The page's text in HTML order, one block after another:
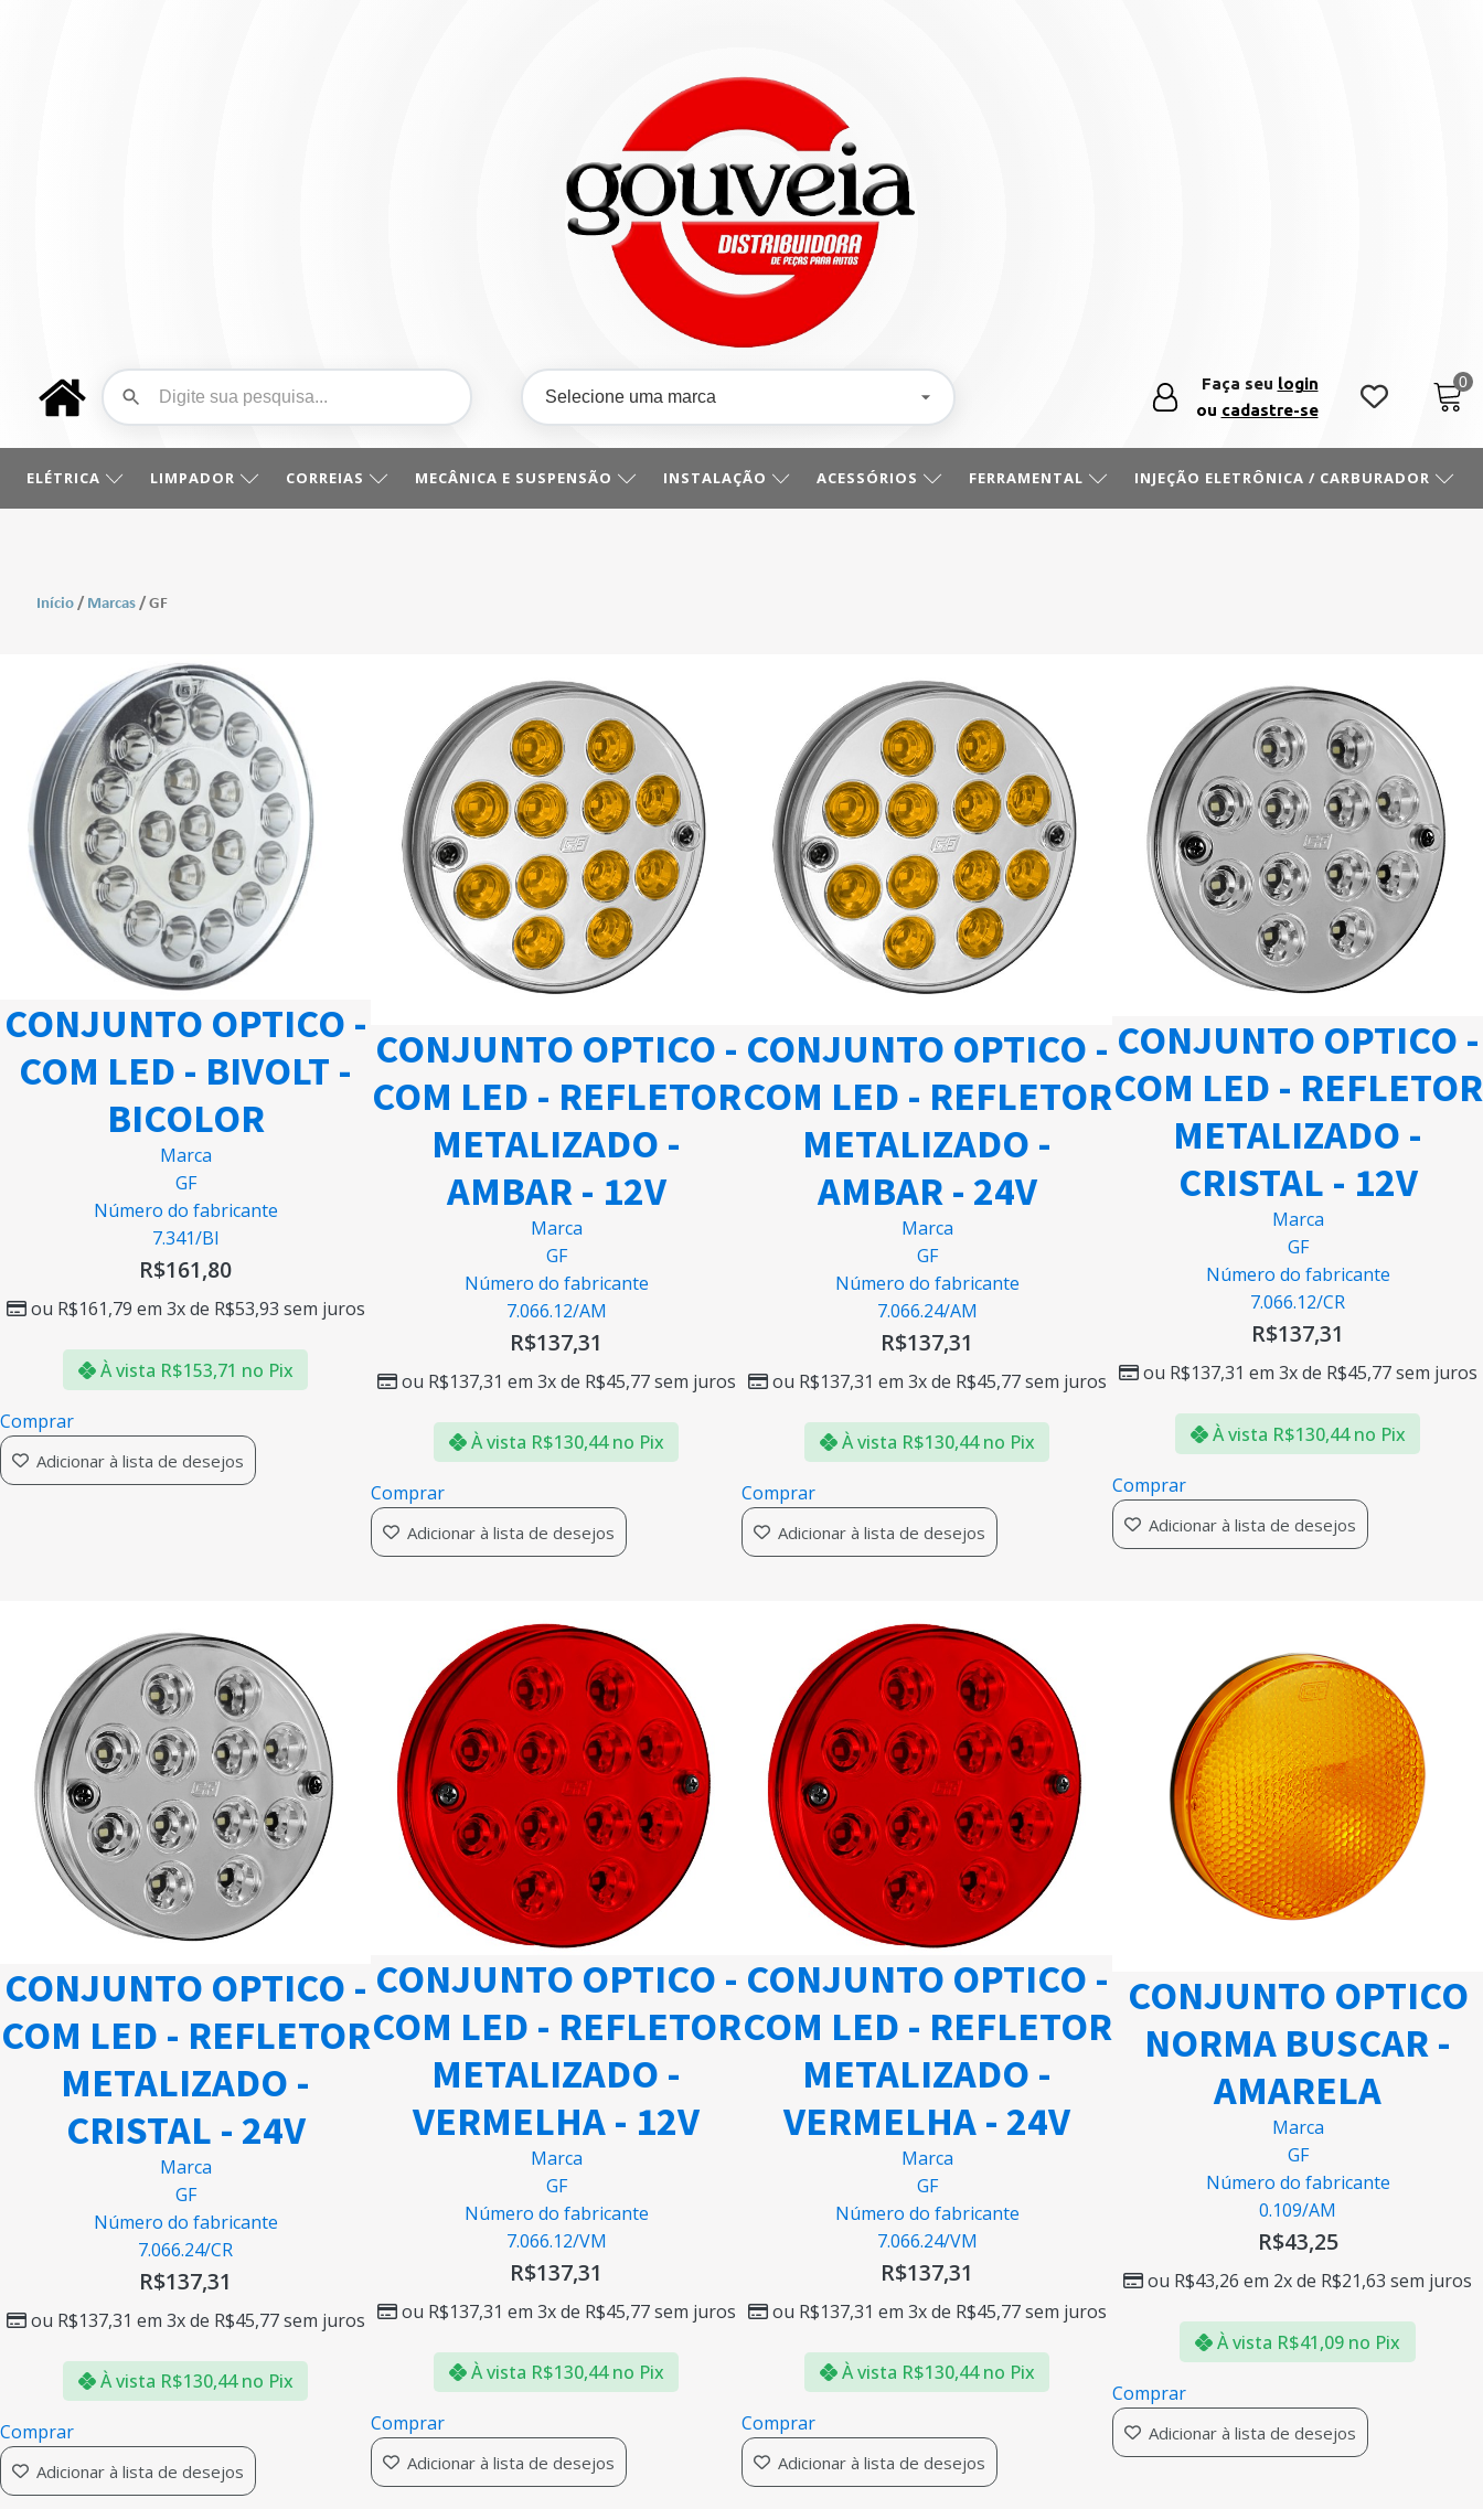
Faça seu login
ou cadastre-se
ELÉTRICA LIMPADOR CORREIAS MECÂNICA E SUSPENSÃO INSTALAÇÃO ACESSÓRIOS FERRAMENTAL INJEÇÃO ELETRÔNICA / CARBURADOR
Início / Marcas / GF
CONJUNTO OPTICO -
COM LED - BIVOLT -
BICOLOR
Marca
GF
Número do fabricante
7.341/BI
R$161,80
ou R$161,79 em 3x de R$53,93 sem juros
À vista R$153,71 no Pix
Comprar
Adicionar à lista de desejos
CONJUNTO OPTICO -
COM LED - REFLETOR
METALIZADO -
AMBAR - 12V
Marca
GF
Número do fabricante
7.066.12/AM
R$137,31
ou R$137,31 em 3x de R$45,77sem juros
À vista R$130,44 no Pix
Comprar
Adicionar à lista de desejos
CONJUNTO OPTICO -
COM LED - REFLETOR
METALIZADO -
AMBAR - 24V
Marca
GF
Número do fabricante
7.066.24/AM
R$137,31
ou R$137,31 em 3x de R$45,77sem juros
À vista R$130,44 no Pix
Comprar
Adicionar à lista de desejos
CONJUNTO OPTICO -
COM LED - REFLETOR
METALIZADO -
CRISTAL - 12V
Marca
GF
Número do fabricante
7.066.12/CR
R$137,31
ou R$137,31 em 3x de R$45,77sem juros
À vista R$130,44 no Pix
Comprar
Adicionar à lista de desejos
CONJUNTO OPTICO -
COM LED - REFLETOR
METALIZADO -
CRISTAL - 24V
Marca
GF
Número do fabricante
7.066.24/CR
R$137,31
ou R$137,31 em 3x de R$45,77sem juros
À vista R$130,44 no Pix
Comprar
Adicionar à lista de desejos
CONJUNTO OPTICO -
COM LED - REFLETOR
METALIZADO -
VERMELHA - 12V
Marca
GF
Número do fabricante
7.066.12/VM
R$137,31
ou R$137,31 em 3x de R$45,77sem juros
À vista R$130,44 no Pix
Comprar
Adicionar à lista de desejos
CONJUNTO OPTICO -
COM LED - REFLETOR
METALIZADO -
VERMELHA - 24V
Marca
GF
Número do fabricante
7.066.24/VM
R$137,31
ou R$137,31 em 3x de R$45,77sem juros
À vista R$130,44 no Pix
Comprar
Adicionar à lista de desejos
CONJUNTO OPTICO
NORMA BUSCAR -
AMARELA
Marca
GF
Número do fabricante
0.109/AM
R$43,25
ou R$43,26 em 2x de R$21,63 sem juros
À vista R$41,09 no Pix
Comprar
Adicionar à lista de desejos